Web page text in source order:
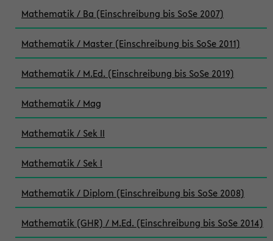
Mathematik / Ba (Einschreibung bis SoSe 2007)
Mathematik / Master (Einschreibung bis SoSe 2011)
Mathematik / M.Ed. (Einschreibung bis SoSe 2019)
Mathematik / Mag
Mathematik / Sek II
Mathematik / Sek I
Mathematik / Diplom (Einschreibung bis SoSe 2008)
Mathematik (GHR) / M.Ed. (Einschreibung bis SoSe 2014)